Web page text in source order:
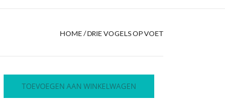
HOME /DRIE VOGELS OP VOET
TOEVOEGEN AAN WINKELWAGEN